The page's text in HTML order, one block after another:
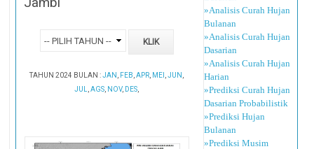
TAHUN 2024 BULAN :JAN FEB ,APR MEI ,JUN
JUL
,AGS NOV, DES
»Analisis Curah Hujan
Bulanan
»Analisis Curah Hujan
Dasarian
»Analisis Curah Hujan
Harian
»Prediksi Curah Hujan
Dasarian Probabilistik
»Prediksi Hujan
Bulanan
»Prediksi Musim